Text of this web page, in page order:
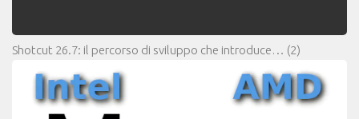
Shotcut 26.7: il percorso di sviluppo che introduce… (2)